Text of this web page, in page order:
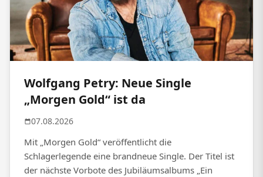
Wolfgang Petry: Neue Single
„Morgen Gold“ ist da
07.08.2026
Mit „Morgen Gold“ veröffentlicht die
Schlagerlegende eine brandneue Single. Der Titel ist
der nächste Vorbote des Jubiläumsalbums „Ein